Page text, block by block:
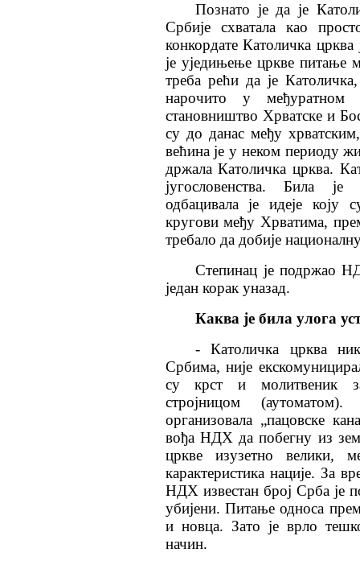
Познато је да је
Србије схватала као
конкордате Католичка
је уједињење цркве питање
треба рећи да је
нарочито у међуратном
становништво Хрватске и
су до данас међу хрватс
већина је у неком периоду
држала Католичка црква.
југословенства. Била је
одбацивала је идеје коју
кругови међу Хрватима,
требало да добије
Степинац је подржао
један корак уназад.
Каква је била улога
- Католичка црква
Србима, није
су крст и молитвеник
стројницом
организовала „пацовске
вођа НДХ да побегну из
цркве изузетно велики,
карактеристика нације. За
НДХ известан број Срба је
убијени. Питање односа
и новца. Зато је врло
начин.